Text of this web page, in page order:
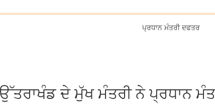
ਪ੍ਰਧਾਨ ਮੰਤਰੀ ਦਫਤਰ
ਦੇ ਮੁੱਖ ਮੰਤਰੀ ਨੇ ਪ੍ਰਧਾਨ